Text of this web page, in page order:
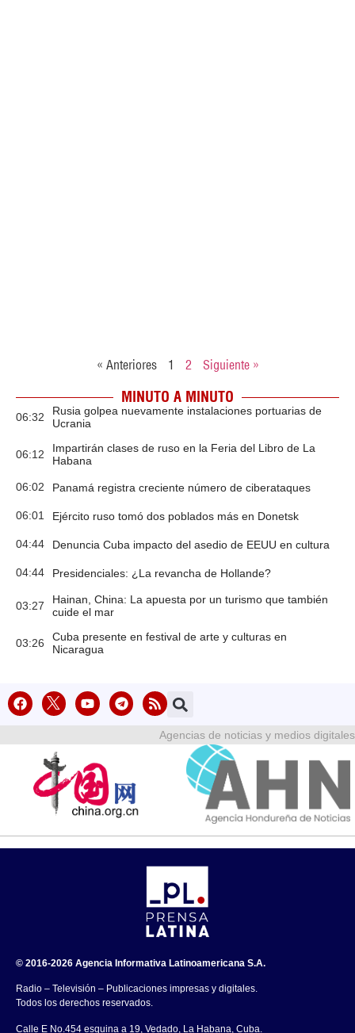
« Anteriores 1 2 Siguiente »
MINUTO A MINUTO
06:32
Rusia golpea nuevamente instalaciones portuarias de
Ucrania
06:12
Impartirán clases de ruso en la Feria del Libro de La
Habana
06:02 Panamá registra creciente número de ciberataques
06:01 Ejército ruso tomó dos poblados más en Donetsk
04:44 Denuncia Cuba impacto del asedio de EEUU en cultura
04:44 Presidenciales: ¿La revancha de Hollande?
03:27
Hainan, China: La apuesta por un turismo que también
cuide el mar
03:26
Cuba presente en festival de arte y culturas en
Nicaragua
Agencias de noticias y medios digitales
© 2016-2026 Agencia Informativa Latinoamericana S.A.
Radio – Televisión – Publicaciones impresas y digitales.
Todos los derechos reservados.
Calle E No.454 esquina a 19, Vedado, La Habana, Cuba.